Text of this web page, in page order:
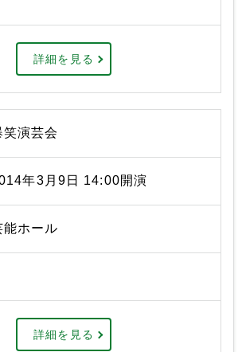
詳細を見る
笑演芸会
年3月9日 14:00開演
能ホール
詳細を見る